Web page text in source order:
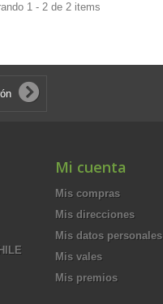
1 - 2 de 2 items
Mi cuenta
Mis compras
Mis direcciones
Mis datos personales
Mis vales
Mis premios